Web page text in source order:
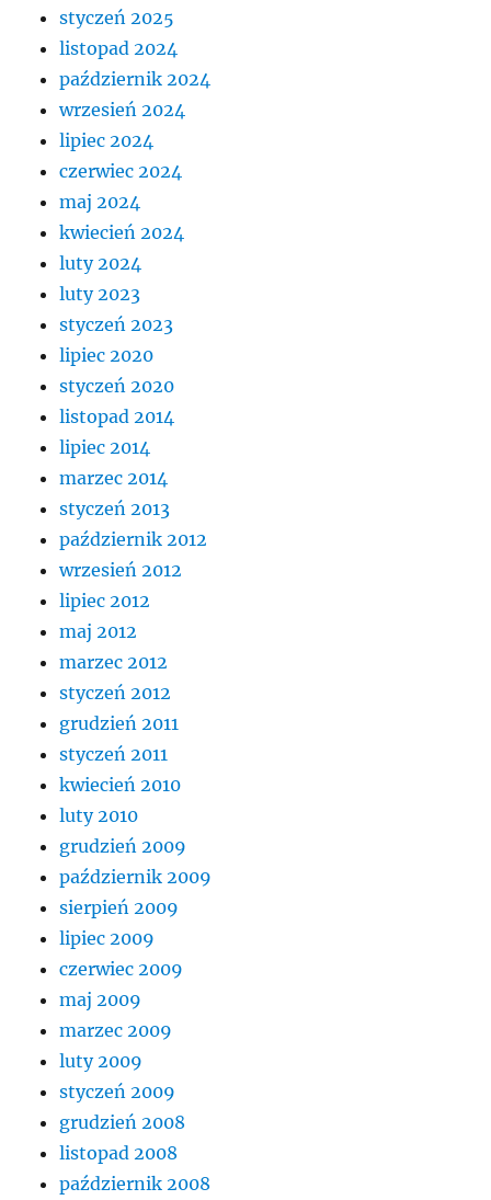
styczeń 2025
listopad 2024
październik 2024
wrzesień 2024
lipiec 2024
czerwiec 2024
maj 2024
kwiecień 2024
luty 2024
luty 2023
styczeń 2023
lipiec 2020
styczeń 2020
listopad 2014
lipiec 2014
marzec 2014
styczeń 2013
październik 2012
wrzesień 2012
lipiec 2012
maj 2012
marzec 2012
styczeń 2012
grudzień 2011
styczeń 2011
kwiecień 2010
luty 2010
grudzień 2009
październik 2009
sierpień 2009
lipiec 2009
czerwiec 2009
maj 2009
marzec 2009
luty 2009
styczeń 2009
grudzień 2008
listopad 2008
październik 2008